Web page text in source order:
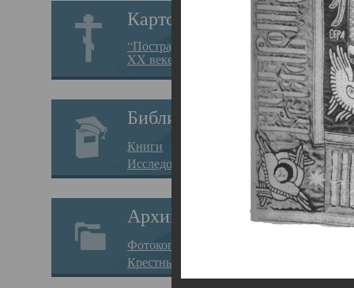
Картотека
“Пострадавшие за веру в
XX веке на Севере”
Библиотека
Книги
Исследования
Архив
Фотокопии дел
Крестные ходы